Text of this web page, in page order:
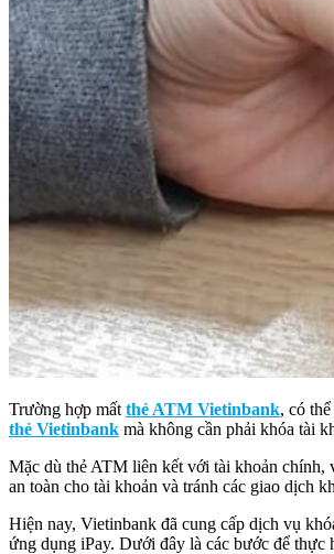
Trường hợp mất thẻ ATM Vietinbank, có
thẻ Vietinbank mà không cần phải khóa tài
Mặc dù thẻ ATM liên kết với tài khoản chính,
an toàn cho tài khoản và tránh các giao dịch
Hiện nay, Vietinbank đã cung cấp dịch vụ
ứng dụng iPay. Dưới đây là các bước để thực